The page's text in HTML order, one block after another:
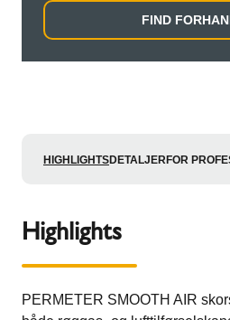
FIND
HIGHLIGHTSDETALJERFOR
Highlights
PERMETER SMOOTH AIR